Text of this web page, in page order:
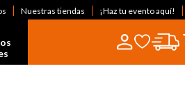
Nuestras tiendas ¡Haz tu evento aquí!